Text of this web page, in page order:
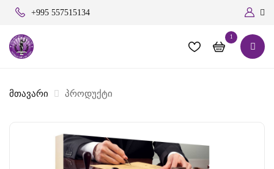
+995 557515134
1
მთავარი პროდუქტი